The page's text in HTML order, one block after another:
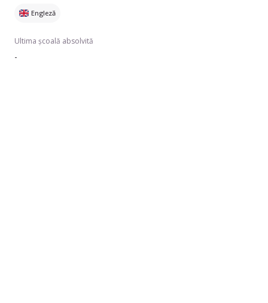
Engleză
Ultima școală absolvită
-